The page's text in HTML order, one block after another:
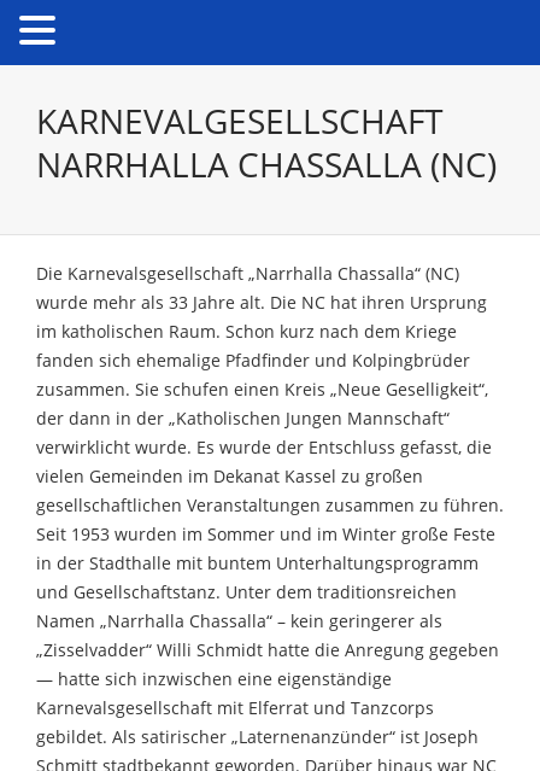
KARNEVALGESELLSCHAFT
NARRHALLA CHASSALLA (NC)
Die Karnevalsgesellschaft „Narrhalla Chassalla“ (NC)
wurde mehr als 33 Jahre alt. Die NC hat ihren Ursprung
im katholischen Raum. Schon kurz nach dem Kriege
fanden sich ehemalige Pfadfinder und Kolpingbrüder
zusammen. Sie schufen einen Kreis „Neue Geselligkeit“,
der dann in der „Katholischen Jungen Mannschaft“
verwirklicht wurde. Es wurde der Entschluss gefasst, die
vielen Gemeinden im Dekanat Kassel zu großen
gesellschaftlichen Veranstaltungen zusammen zu führen.
Seit 1953 wurden im Sommer und im Winter große Feste
in der Stadthalle mit buntem Unterhaltungsprogramm
und Gesellschaftstanz. Unter dem traditionsreichen
Namen „Narrhalla Chassalla“ – kein geringerer als
„Zisselvadder“ Willi Schmidt hatte die Anregung gegeben
— hatte sich inzwischen eine eigenständige
Karnevalsgesellschaft mit Elferrat und Tanzcorps
gebildet. Als satirischer „Laternenanzünder“ ist Joseph
Schmitt stadtbekannt geworden. Darüber hinaus war NC